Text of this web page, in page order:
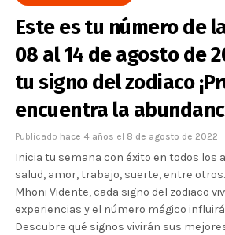
Este es tu número de
08 al 14 de agosto de
tu signo del zodiaco
encuentra la
Publicado hace 4 años el 8 de agosto de 2022
Inicia tu semana con éxito en todos los
salud, amor, trabajo, suerte, entre
Mhoni Vidente, cada signo del zodiaco
experiencias y el número mágico
Descubre qué signos vivirán sus